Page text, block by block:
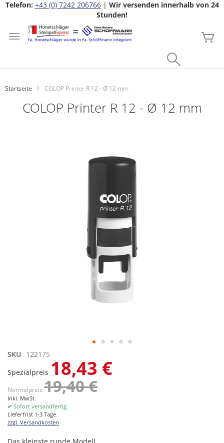
Telefon: +43 (0) 7242 206766| Wir versenden innerhalb von 24
Stunden!
Zum
Inhalt
springen
Startseite COLOP Printer R 12 - Ø 12 mm
COLOP Printer R 12 - Ø 12 mm
Zum
der
springen
SKU 122175
Spezialpreis 18,43 €
Normalpreis 19,40 €
Inkl. MwSt.
✔ Sofort versandfertig
Lieferfrist 1-3 Tage
zzgl. Versandkosten